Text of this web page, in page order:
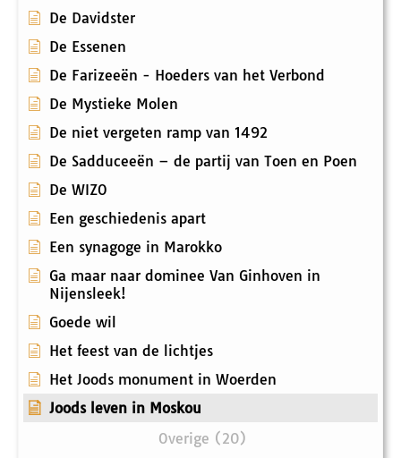
De Davidster
De Essenen
De Farizeeën - Hoeders van het Verbond
De Mystieke Molen
De niet vergeten ramp van 1492
De Sadduceeën – de partij van Toen en Poen
De WIZO
Een geschiedenis apart
Een synagoge in Marokko
Ga maar naar dominee Van Ginhoven in
Nijensleek!
Goede wil
Het feest van de lichtjes
Het Joods monument in Woerden
Joods leven in Moskou
Overige (20)